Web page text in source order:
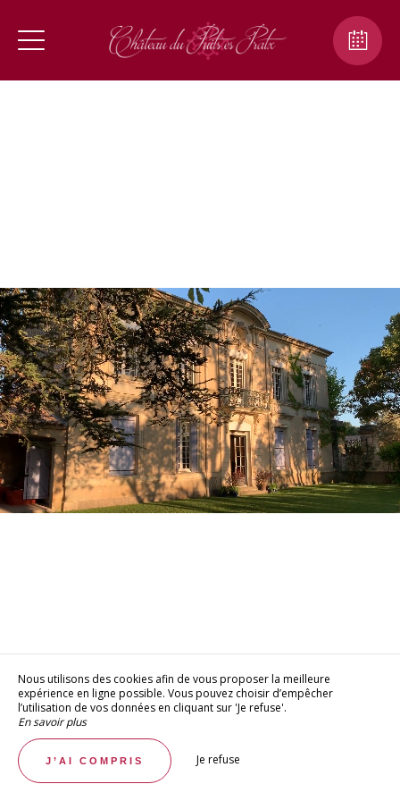
Nous utilisons des cookies afin de vous proposer la meilleure
expérience en ligne possible. Vous pouvez choisir d’empêcher
l’utilisation de vos données en cliquant sur 'Je refuse'.
En savoir plus
J’AI COMPRIS Je refuse